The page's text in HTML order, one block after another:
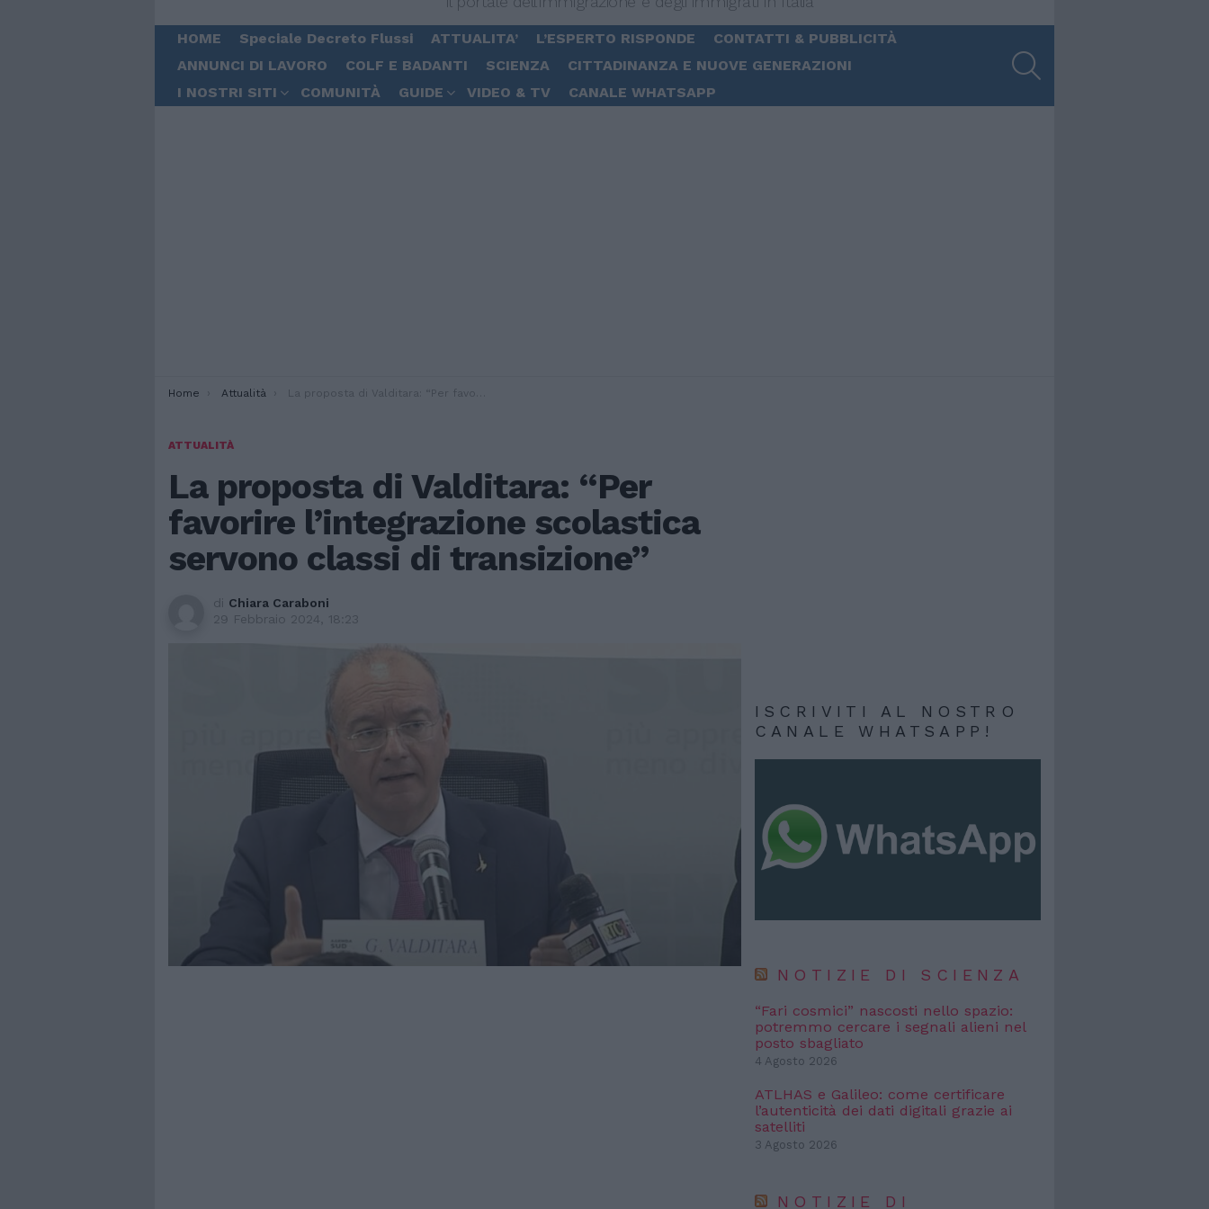
HOME Speciale Decreto Flussi ATTUALITA’ L’ESPERTO RISPONDE
CONTATTI & PUBBLICITÀ
ANNUNCI DI LAVORO
COLF E BADANTI SCIENZA
CITTADINANZA E NUOVE GENERAZIONI
I NOSTRI SITI
COMUNITÀ GUIDE VIDEO & TV CANALE WHATSAPP
You are here:
Home Attualità La proposta di Valditara: “Per favorire l’integrazione scolastica servono classi di transizione”
ATTUALITÀ
La proposta di Valditara: “Per
favorire l’integrazione scolastica
servono classi di transizione”
di Chiara Caraboni
29 Febbraio 2024, 18:23
ISCRIVITI AL NOSTRO
CANALE WHATSAPP!
NOTIZIE DI SCIENZA
“Fari cosmici” nascosti nello spazio:
potremmo cercare i segnali alieni nel
posto sbagliato
4 Agosto 2026
ATLHAS e Galileo: come certificare
l’autenticità dei dati digitali grazie ai
satelliti
3 Agosto 2026
NOTIZIE DI